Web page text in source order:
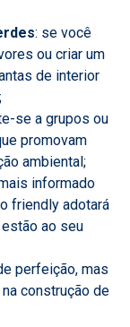
: se você
ou criar um
de interior
se a grupos ou
promovam
ambiental;
informado
friendly adotará
ao seu
perfeição, mas
construção de